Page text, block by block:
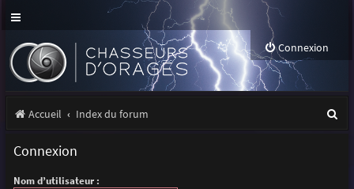
Connexion
Accueil Index du forum
Connexion
Nom d’utilisateur :